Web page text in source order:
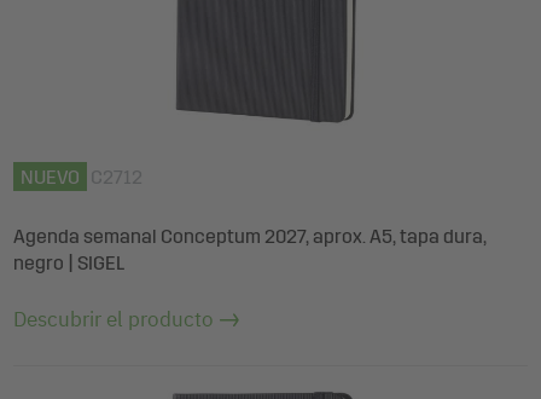
NUEVO C2712
Agenda semanal Conceptum 2027, aprox. A5, tapa dura,
negro | SIGEL
Descubrir el producto